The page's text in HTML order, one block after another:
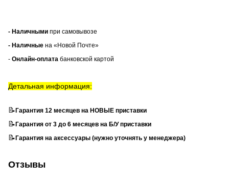
- Наличными при самовывозе
- Наличные на «Новой Почте»
- Онлайн-оплата банковской картой
Детальная информация:
📝Гарантия 12 месяцев на НОВЫЕ приставки
📝Гарантия от 3 до 6 месяцев на Б/У приставки
📝Гарантия на аксессуары (нужно уточнять у менеджера)
Отзывы